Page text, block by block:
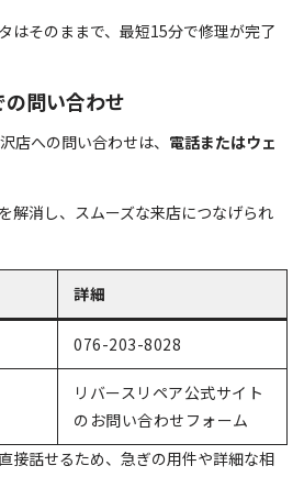
はそのままで、最短15分で修理が完了
問い合わせ
店への問い合わせは、 電話またはウェ
解消し、スムーズな来店につなげられ
詳細
076-203-8028
リバースリペア公式サイト
のお問い合わせフォーム
接話せるため、急ぎの用件や詳細な相